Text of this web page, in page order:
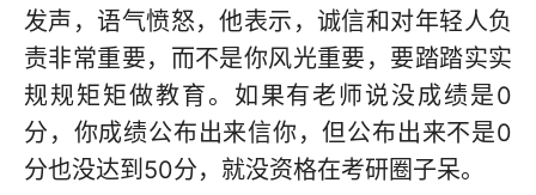
发声，语气愤怒，他表示，诚信和对年轻人负
责非常重要，而不是你风光重要，要踏踏实实
规规矩矩做教育。如果有老师说没成绩是0
分，你成绩公布出来信你，但公布出来不是0
分也没达到50分，就没资格在考研圈子呆。